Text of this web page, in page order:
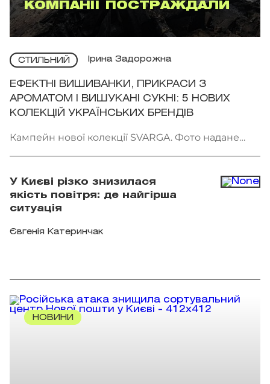
КОМПАНІЇ ПОСТРАЖДАЛИ
СТИЛЬНИЙ Ірина Задорожна
ЕФЕКТНІ ВИШИВАНКИ, ПРИКРАСИ З
АРОМАТОМ І ВИШУКАНІ СУКНІ: 5 НОВИХ
КОЛЕКЦІЙ УКРАЇНСЬКИХ БРЕНДІВ
Кампейн нової колекції SVARGA. Фото надане
У Києві різко знизилася
якість повітря: де найгірша
ситуація
Євгенія Катеринчак
НОВИНИ